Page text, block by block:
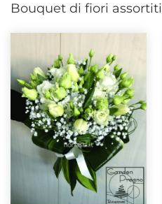
Bouquet di fiori assortiti